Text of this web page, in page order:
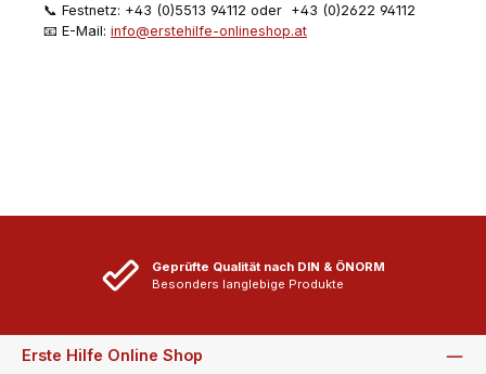
📞 Festnetz: +43 (0)5513 94112 oder +43 (0)2622 94112
📧 E-Mail: info@erstehilfe-onlineshop.at
Geprüfte Qualität nach DIN & ÖNORM
Besonders langlebige Produkte
Erste Hilfe Online Shop